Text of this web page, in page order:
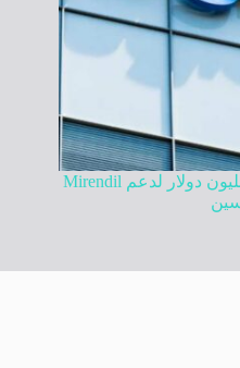
جوجل كلاود تستثمر بأكثر من 100 مليون دولار لدعم Mirendil